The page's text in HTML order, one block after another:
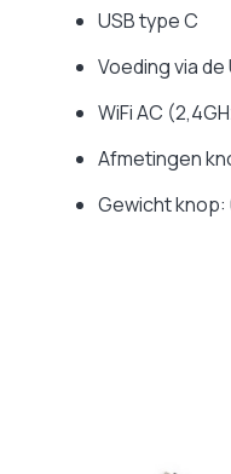
USB type C
Voeding via
WiFi AC
Afmetingen
Gewicht knop: